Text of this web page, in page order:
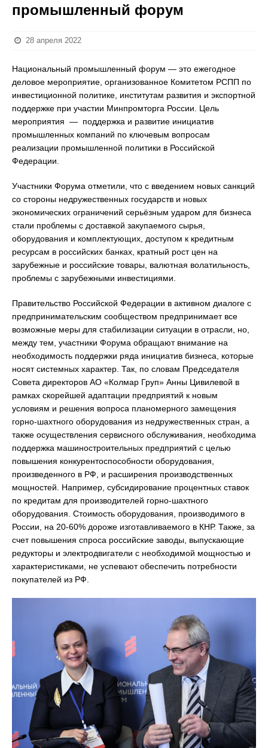
промышленный форум
28 апреля 2022
Национальный промышленный форум — это ежегодное
деловое мероприятие, организованное Комитетом РСПП по
инвестиционной политике, институтам развития и экспортной
поддержке при участии Минпромторга России. Цель
мероприятия — поддержка и развитие инициатив
промышленных компаний по ключевым вопросам
реализации промышленной политики в Российской
Федерации.
Участники Форума отметили, что с введением новых санкций
со стороны недружественных государств и новых
экономических ограничений серьёзным ударом для бизнеса
стали проблемы с доставкой закупаемого сырья,
оборудования и комплектующих, доступом к кредитным
ресурсам в российских банках, кратный рост цен на
зарубежные и российские товары, валютная волатильность,
проблемы с зарубежными инвестициями.
Правительство Российской Федерации в активном диалоге с
предпринимательским сообществом предпринимает все
возможные меры для стабилизации ситуации в отрасли, но,
между тем, участники Форума обращают внимание на
необходимость поддержки ряда инициатив бизнеса, которые
носят системных характер. Так, по словам Председателя
Совета директоров АО «Колмар Груп» Анны Цивилевой в
рамках скорейшей адаптации предприятий к новым
условиям и решения вопроса планомерного замещения
горно-шахтного оборудования из недружественных стран, а
также осуществления сервисного обслуживания, необходима
поддержка машиностроительных предприятий с целью
повышения конкурентоспособности оборудования,
произведенного в РФ, и расширения производственных
мощностей. Например, субсидирование процентных ставок
по кредитам для производителей горно-шахтного
оборудования. Стоимость оборудования, производимого в
России, на 20-60% дороже изготавливаемого в КНР. Также, за
счет повышения спроса российские заводы, выпускающие
редукторы и электродвигатели с необходимой мощностью и
характеристиками, не успевают обеспечить потребности
покупателей из РФ.